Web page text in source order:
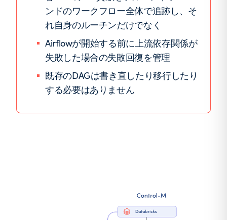
ンドのワークフロー全体で追跡し、そ
れ自身のルーチンだけでなく
Airflowが開始する前に上流依存関係が
失敗した場合の失敗回復を管理
既存のDAGは書き直したり移行したり
する必要はありません